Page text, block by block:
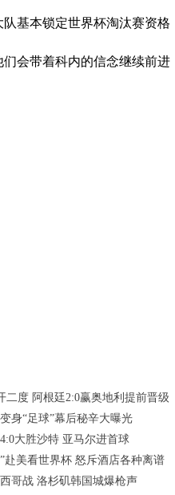
队基本锁定世界杯淘汰赛资格
会带着科内的信念继续前进
二度 阿根廷2:0赢奥地利提前晋级
身“足球”幕后秘辛大曝光
大胜沙特 亚马尔进首球
赴美看世界杯 怒斥酒店各种离谱
哥战 洛杉矶韩国城爆枪声